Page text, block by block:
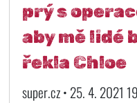
prý s
aby mě lidé
řekla Chloe
super.cz • 25. 4. 2021